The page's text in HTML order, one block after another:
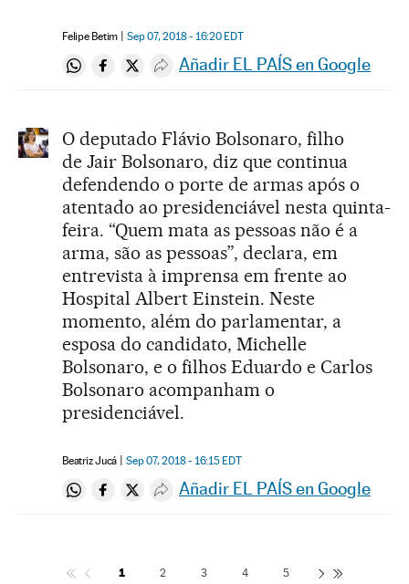
Felipe Betim Sep 07, 2018 - 16:20 EDT
Compartir en Whatsapp
Compartir en Facebook
Compartir en Twitter
Desplegar Redes Sociales
Añadir EL PAÍS en Google
O deputado Flávio Bolsonaro, filho
de Jair Bolsonaro, diz que continua
defendendo o porte de armas após o
atentado ao presidenciável nesta quinta-
feira. “Quem mata as pessoas não é a
arma, são as pessoas”, declara, em
entrevista à imprensa em frente ao
Hospital Albert Einstein. Neste
momento, além do parlamentar, a
esposa do candidato, Michelle
Bolsonaro, e o filhos Eduardo e Carlos
Bolsonaro acompanham o
presidenciável.
Beatriz Jucá Sep 07, 2018 - 16:15 EDT
Compartir en Whatsapp
Compartir en Facebook
Compartir en Twitter
Desplegar Redes Sociales
Añadir EL PAÍS en Google
1 2 3 4 5